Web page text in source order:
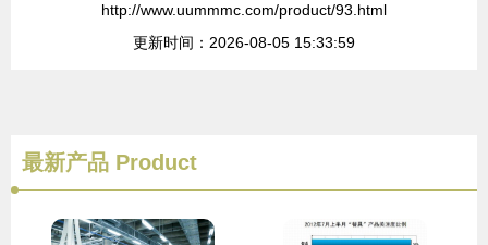
http://www.uummmc.com/product/93.html
更新时间：2026-08-05 15:33:59
最新产品 Product